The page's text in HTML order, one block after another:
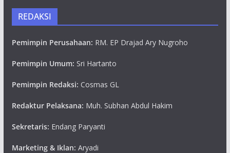
REDAKSI
Pemimpin Perusahaan: RM. EP Drajad Ary Nugroho
Pemimpin Umum: Sri Hartanto
Pemimpin Redaksi: Cosmas GL
Redaktur Pelaksana: Muh. Subhan Abdul Hakim
Sekretaris: Endang Paryanti
Marketing & Iklan: Aryadi